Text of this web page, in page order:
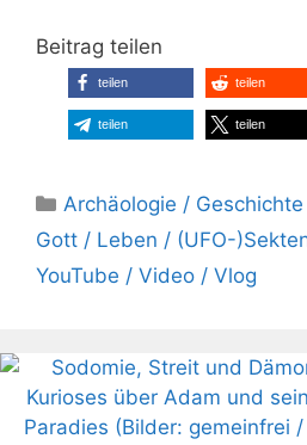
Beitrag teilen
teilen teilen
teilen teilen
Kategorien
Archäologie /
Gott / Leben / (UFO-
YouTube / Video / Vlog